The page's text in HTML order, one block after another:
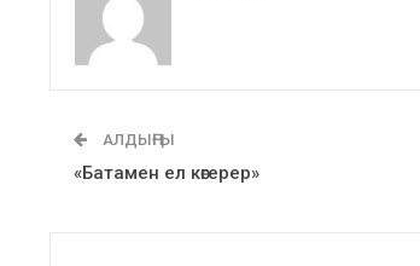
АЛДЫҢҒЫ
«Батамен ел көгерер»